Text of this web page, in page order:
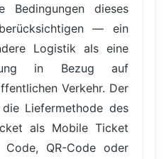
dieses
— ein
Logistik als eine
in Bezug auf
Verkehr. Der
Liefermethode des
als Mobile Ticket
QR-Code oder